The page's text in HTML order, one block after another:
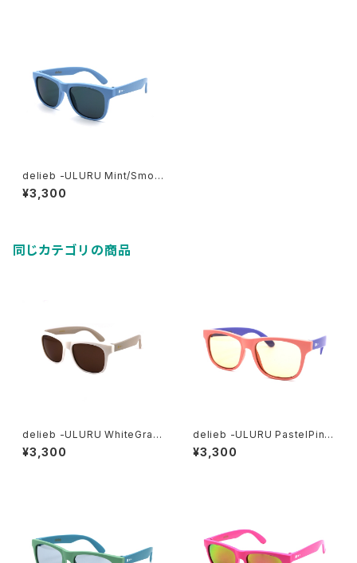
delieb -ULURU Mint/Smok
e- KIDSsize
¥3,300
同じカテゴリの商品
delieb -ULURU WhiteGray/
Brown- KIDSsize
¥3,300
delieb -ULURU PastelPink
Purple/LightBrown- KIDS
size
¥3,300